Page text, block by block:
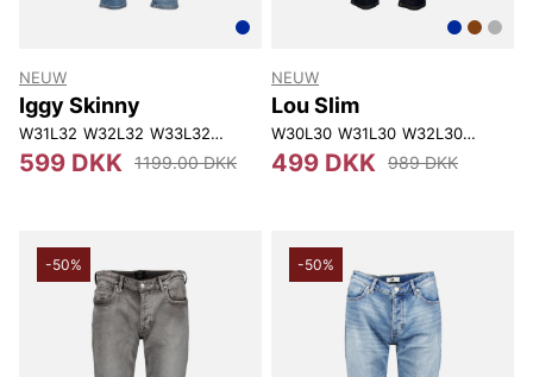
NEUW
Iggy Skinny
W31L32 W32L32 W33L32 W34L32
599 DKK 1199.00 DKK
NEUW
Lou Slim
W30L30 W31L30 W32L30 W28L32
499 DKK 989 DKK
-50% -50%